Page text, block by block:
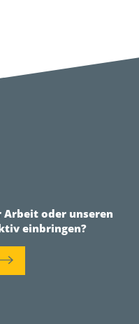
Arbeit oder unseren
einbringen?